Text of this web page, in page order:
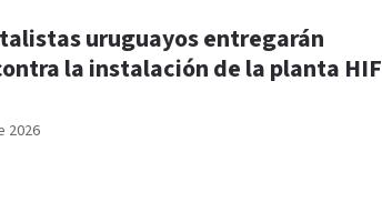
2026
uruguayos entregarán
la instalación de la planta HIF